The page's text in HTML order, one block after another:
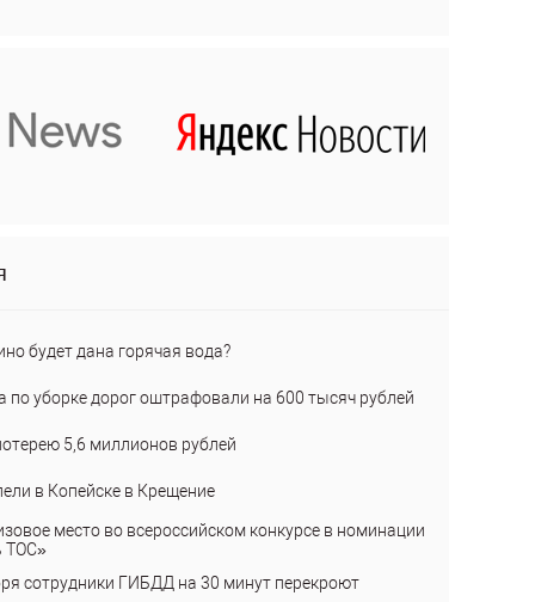
будет дана горячая вода?
по уборке дорог оштрафовали на 600 тысяч рублей
5,6 миллионов рублей
в Копейске в Крещение
место во всероссийском конкурсе в номинации
ТОС»
сотрудники ГИБДД на 30 минут перекроют